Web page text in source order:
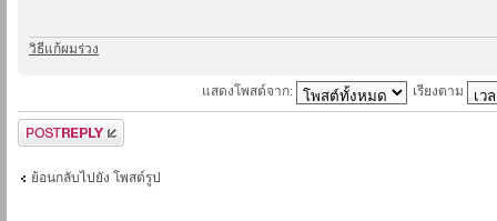
วิธีแก้ผมร่วง
แสดงโพสต์จาก: เรียงตาม
ตอบกระทู้
ย้อนกลับไปยัง โพสต์รูป